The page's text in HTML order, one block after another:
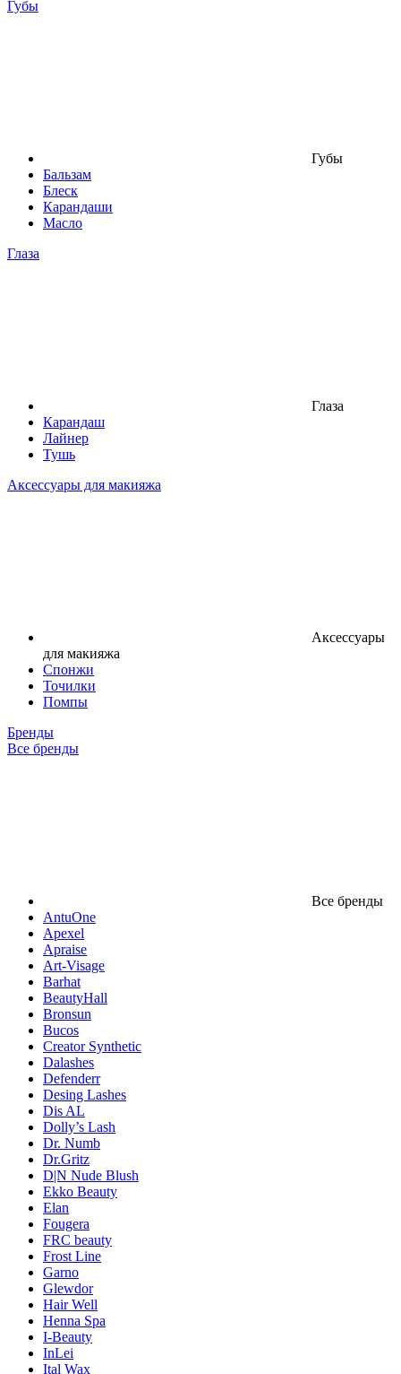
Губы
Губы
Бальзам
Блеск
Карандаши
Масло
Глаза
Глаза
Карандаш
Лайнер
Тушь
Аксессуары для макияжа
Аксессуары
для макияжа
Спонжи
Точилки
Помпы
Бренды
Все бренды
Все бренды
AntuOne
Apexel
Apraise
Art-Visage
Barhat
BeautyHall
Bronsun
Bucos
Creator Synthetic
Dalashes
Defenderr
Desing Lashes
Dis AL
Dolly’s Lash
Dr. Numb
Dr.Gritz
D|N Nude Blush
Ekko Beauty
Elan
Fougera
FRC beauty
Frost Line
Garno
Glewdor
Hair Well
Henna Spa
I-Beauty
InLei
Ital Wax